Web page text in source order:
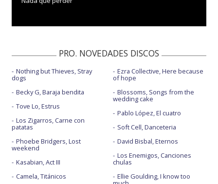
PRO. NOVEDADES DISCOS
Nothing but Thieves, Stray
dogs
Becky G, Baraja bendita
Tove Lo, Estrus
Los Zigarros, Carne con
patatas
Phoebe Bridgers, Lost
weekend
Kasabian, Act III
Camela, Titánicos
Ezra Collective, Here because
of hope
Blossoms, Songs from the
wedding cake
Pablo López, El cuatro
Soft Cell, Danceteria
David Bisbal, Eternos
Los Enemigos, Canciones
chulas
Ellie Goulding, I know too